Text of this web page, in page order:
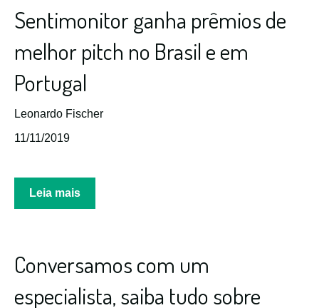
Sentimonitor ganha prêmios de
melhor pitch no Brasil e em
Portugal
Leonardo Fischer
11/11/2019
Leia mais
Conversamos com um
especialista, saiba tudo sobre